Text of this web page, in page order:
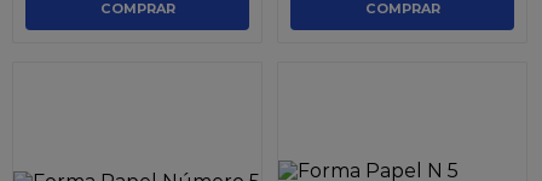
COMPRAR COMPRAR